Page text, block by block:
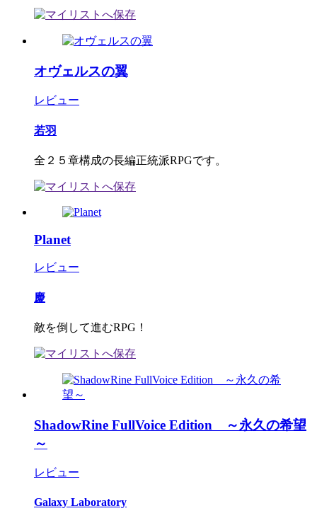
オヴェルスの翼
レビュー
若羽
全２５章構成の長編正統派RPGです。
Planet
レビュー
慶
敵を倒して進むRPG！
ShadowRine FullVoice Edition ～永久の希望
～
レビュー
Galaxy Laboratory